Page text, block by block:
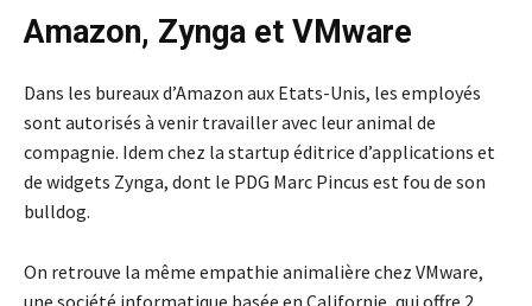
Amazon, Zynga et VMware
Dans les bureaux d’Amazon aux Etats-Unis, les employés
sont autorisés à venir travailler avec leur animal de
compagnie. Idem chez la startup éditrice d’applications et
de widgets Zynga, dont le PDG Marc Pincus est fou de son
bulldog.
On retrouve la même empathie animalière chez VMware,
une société informatique basée en Californie, qui offre 2